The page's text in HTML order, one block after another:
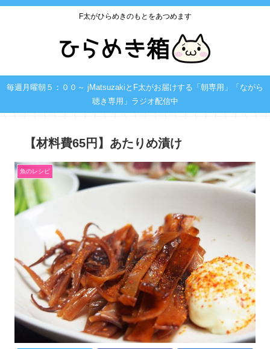
F太がひらめきのもとをあつめます
毎週月曜朝５：００～ jMatsuzakiとF太がお届けする「朝専用」「ながら
聴き専用」ラジオ配信中
【材料費65円】あたりめ漬け
魚のレシピ